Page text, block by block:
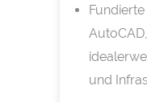
Fundierte
und